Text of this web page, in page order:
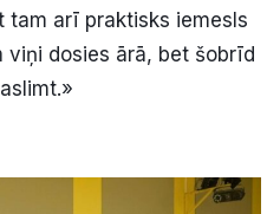
tam arī praktisks iemesls
dosies ārā, bet šobrīd